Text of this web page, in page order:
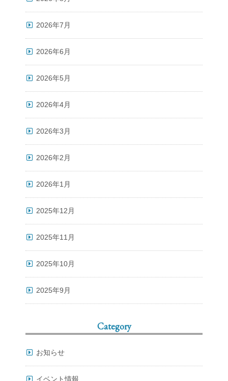
2026年7月
2026年6月
2026年5月
2026年4月
2026年3月
2026年2月
2026年1月
2025年12月
2025年11月
2025年10月
2025年9月
Category
お知らせ
イベント情報